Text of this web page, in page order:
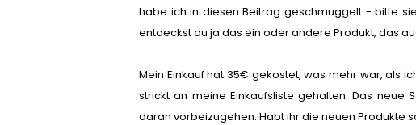
habe ich in diesen Beitrag geschmuggelt - bitte
entdeckst du ja das ein oder andere Produkt, das
Mein Einkauf hat 35€ gekostet, was mehr war, als
strickt an meine Einkaufsliste gehalten. Das neue
daran vorbeizugehen. Habt ihr die neuen Produkte